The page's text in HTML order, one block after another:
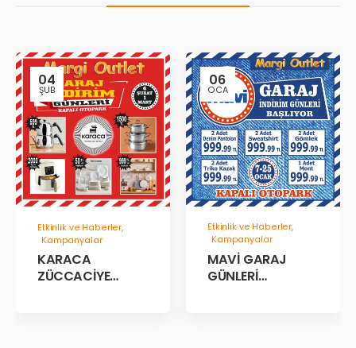
04
ŞUB
Etkinlik ve Haberler,
Kampanyalar
KARACA
ZÜCCACİYE
06
OCA
Etkinlik ve Haberler,
Kampanyalar
MAVİ GARAJ
GÜNLERİ